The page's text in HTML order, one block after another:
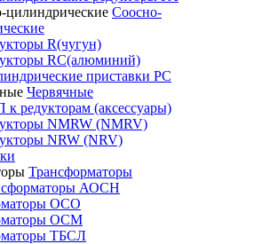
Соосно-
R(чугун)
RC(алюминий)
приставки PC
Червячные
к редукторам (аксессуары)
NMRW (NMRV)
NRW (NRV)
Трансформаторы
АОСН
ОСО
ОСМ
ТБСЛ